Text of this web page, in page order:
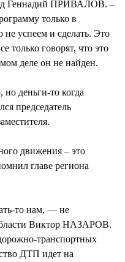
Геннадий ПРИВАЛОВ. –
только в
не успеем и сделать. Это
только говорят, что это
деле он не найден.
деньги-то когда
председатель
движения – это
главе региона
то нам, — не
Виктор НАЗАРОВ.
транспортных
ДТП идет на